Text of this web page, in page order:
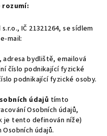
IČ 21321264, se sídlem
mail:
adresa bydliště, emailová
číslo podnikající fyzické
podnikající fyzické osoby.
údajů tímto
Osobních údajů,
je tento definován níže)
údajů.